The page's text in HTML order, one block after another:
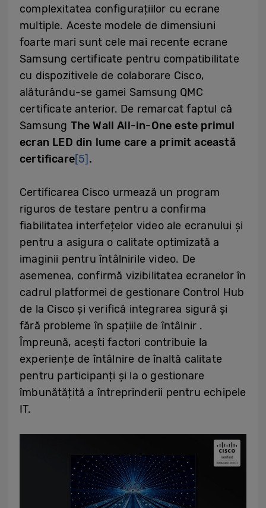
complexitatea configurațiilor cu ecrane
multiple. Aceste modele de dimensiuni
foarte mari sunt cele mai recente ecrane
Samsung certificate pentru compatibilitate
cu dispozitivele de colaborare Cisco,
alăturându-se gamei Samsung QMC
certificate anterior. De remarcat faptul că
Samsung The Wall All-in-One este primul
ecran LED din lume care a primit această
certificare[5] .
Certificarea Cisco urmează un program
riguros de testare pentru a confirma
fiabilitatea interfețelor video ale ecranului și
pentru a asigura o calitate optimizată a
imaginii pentru întâlnirile video. De
asemenea, confirmă vizibilitatea ecranelor în
cadrul platformei de gestionare Control Hub
de la Cisco și verifică integrarea sigură și
fără probleme în spațiile de întâlnir .
Împreună, acești factori contribuie la
experiențe de întâlnire de înaltă calitate
pentru participanți și la o gestionare
îmbunătățită a întreprinderii pentru echipele
IT.